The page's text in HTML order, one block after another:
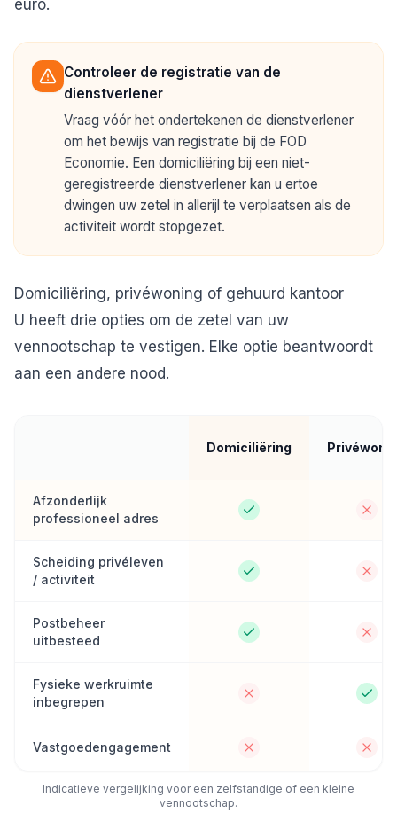
euro.
Controleer de registratie van de
dienstverlener
Vraag vóór het ondertekenen de dienstverlener
om het bewijs van registratie bij de FOD
Economie. Een domiciliëring bij een niet-
geregistreerde dienstverlener kan u ertoe
dwingen uw zetel in allerijl te verplaatsen als de
activiteit wordt stopgezet.
Domiciliëring, privéwoning of gehuurd kantoor
U heeft drie opties om de zetel van uw
vennootschap te vestigen. Elke optie beantwoordt
aan een andere nood.
Domiciliëring
Afzonderlijk
professioneel adres
Scheiding privéleven
/ activiteit
Postbeheer
uitbesteed
Fysieke werkruimte
inbegrepen
Vastgoedengagement
Indicatieve vergelijking voor een zelfstandige of een kleine
vennootschap.